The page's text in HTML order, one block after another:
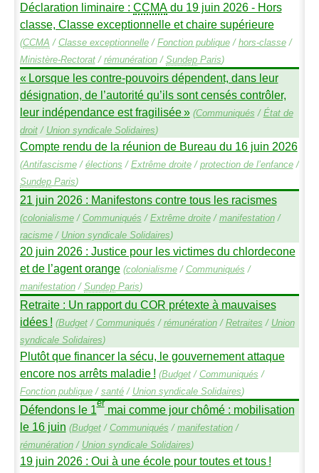
Déclaration liminaire : CCMAdu 19 juin 2026 - Hors
classe, Classe exceptionnelle et chaire supérieure
(CCMA / Classe exceptionnelle/ Fonction publique/ hors-classe/
Ministère-Rectorat/ rémunération/ SundepParis)
« Lorsque les contre-pouvoirs dépendent, dans leur
désignation, de l’autorité qu’ils sont censés contrôler,
leur indépendance est fragilisée» (Communiqués / État de
droit/ Union syndicale Solidaires)
Compte rendu de la réunion de Bureau du 16 juin 2026
(Antifascisme/ élections / Extrême droite/ protection de l’enfance/
SundepParis)
21 juin 2026 : Manifestons contre tous les racismes
(colonialisme/ Communiqués / Extrême droite/ manifestation/
racisme/ Union syndicale Solidaires)
20 juin 2026 : Justice pour les victimes du chlordecone
et de l’agent orange (colonialisme/ Communiqués /
manifestation/ SundepParis)
Retraite : Un rapport du COR prétexte à mauvaises
idées ! (Budget/ Communiqués / rémunération/ Retraites / Union
syndicale Solidaires)
Plutôt que financer la sécu, le gouvernement attaque
encore nos arrêts maladie ! (Budget/ Communiqués /
Fonction publique/ santé/ Union syndicale Solidaires)
Défendons le 1ermai comme jour chômé : mobilisation
le 16 juin (Budget/ Communiqués / manifestation/
rémunération/ Union syndicale Solidaires)
19 juin 2026 : Oui à une école pour toutes et tous !